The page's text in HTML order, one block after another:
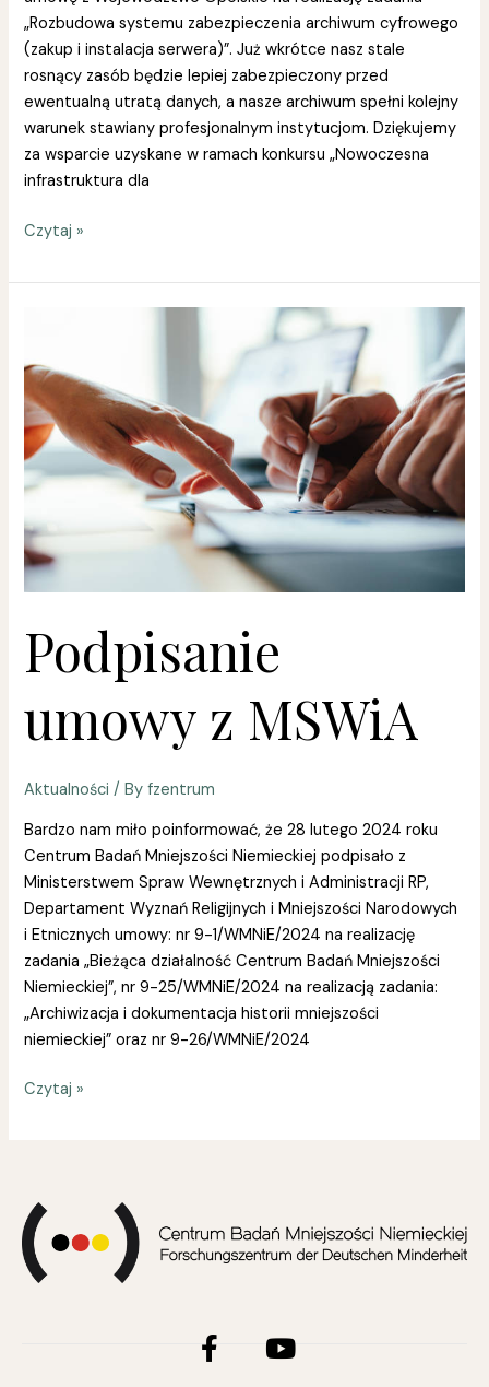
„Rozbudowa systemu zabezpieczenia archiwum cyfrowego
(zakup i instalacja serwera)”. Już wkrótce nasz stale
rosnący zasób będzie lepiej zabezpieczony przed
ewentualną utratą danych, a nasze archiwum spełni kolejny
warunek stawiany profesjonalnym instytucjom. Dziękujemy
za wsparcie uzyskane w ramach konkursu „Nowoczesna
infrastruktura dla
Czytaj »
Podpisanie
umowy z MSWiA
Aktualności / Byfzentrum
Bardzo nam miło poinformować, że 28 lutego 2024 roku
Centrum Badań Mniejszości Niemieckiej podpisało z
Ministerstwem Spraw Wewnętrznych i Administracji RP,
Departament Wyznań Religijnych i Mniejszości Narodowych
i Etnicznych umowy: nr 9-1/WMNiE/2024 na realizację
zadania „Bieżąca działalność Centrum Badań Mniejszości
Niemieckiej”, nr 9-25/WMNiE/2024 na realizacją zadania:
„Archiwizacja i dokumentacja historii mniejszości
niemieckiej” oraz nr 9-26/WMNiE/2024
z
MSWiA
Czytaj »
f